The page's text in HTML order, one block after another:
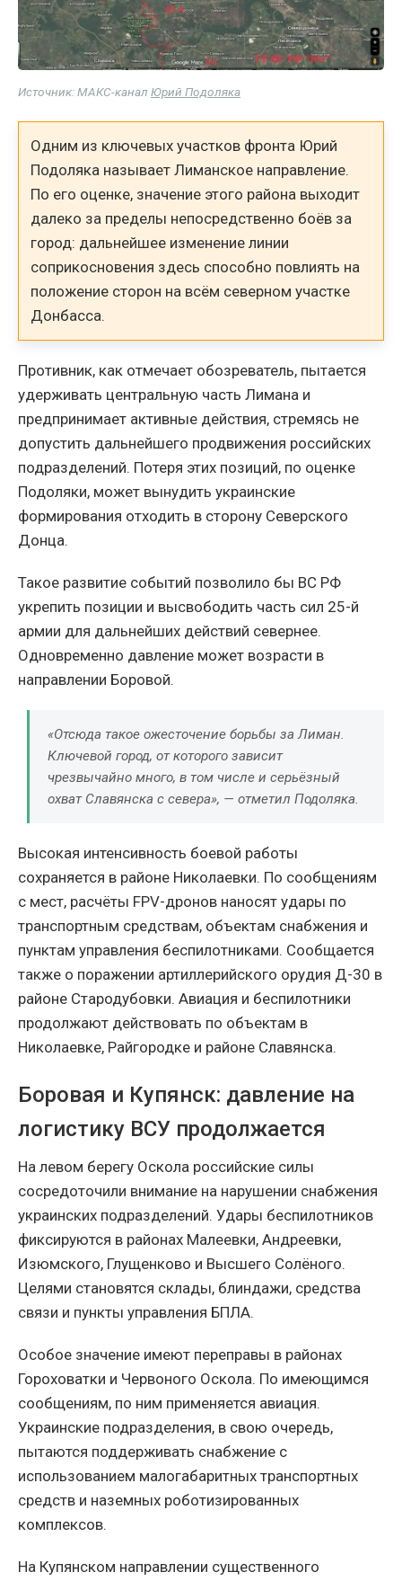
Источник: МАКС-канал Юрий Подоляка
Одним из ключевых участков фронта Юрий
Подоляка называет Лиманское направление.
По его оценке, значение этого района выходит
далеко за пределы непосредственно боёв за
город: дальнейшее изменение линии
соприкосновения здесь способно повлиять на
положение сторон на всём северном участке
Донбасса.
Противник, как отмечает обозреватель, пытается
удерживать центральную часть Лимана и
предпринимает активные действия, стремясь не
допустить дальнейшего продвижения российских
подразделений. Потеря этих позиций, по оценке
Подоляки, может вынудить украинские
формирования отходить в сторону Северского
Донца.
Такое развитие событий позволило бы ВС РФ
укрепить позиции и высвободить часть сил 25-й
армии для дальнейших действий севернее.
Одновременно давление может возрасти в
направлении Боровой.
«Отсюда такое ожесточение борьбы за Лиман.
Ключевой город, от которого зависит
чрезвычайно много, в том числе и серьёзный
охват Славянска с севера», — отметил Подоляка.
Высокая интенсивность боевой работы
сохраняется в районе Николаевки. По сообщениям
с мест, расчёты FPV-дронов наносят удары по
транспортным средствам, объектам снабжения и
пунктам управления беспилотниками. Сообщается
также о поражении артиллерийского орудия Д-30 в
районе Стародубовки. Авиация и беспилотники
продолжают действовать по объектам в
Николаевке, Райгородке и районе Славянска.
Боровая и Купянск: давление на
логистику ВСУ продолжается
На левом берегу Оскола российские силы
сосредоточили внимание на нарушении снабжения
украинских подразделений. Удары беспилотников
фиксируются в районах Малеевки, Андреевки,
Изюмского, Глущенково и Высшего Солёного.
Целями становятся склады, блиндажи, средства
связи и пункты управления БПЛА.
Особое значение имеют переправы в районах
Гороховатки и Червоного Оскола. По имеющимся
сообщениям, по ним применяется авиация.
Украинские подразделения, в свою очередь,
пытаются поддерживать снабжение с
использованием малогабаритных транспортных
средств и наземных роботизированных
комплексов.
На Купянском направлении существенного